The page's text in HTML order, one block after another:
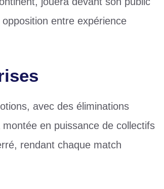
entre expérience
avec des éliminations
en puissance de collectifs
rendant chaque match